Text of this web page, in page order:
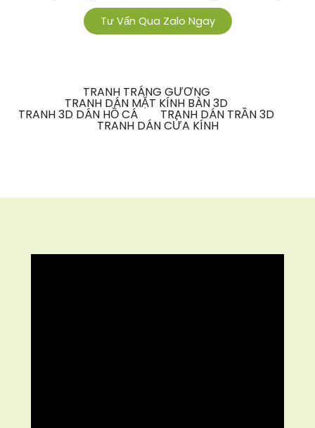
Tư Vấn Qua Zalo Ngay
TRANH TRÁNG GƯƠNG
TRANH DÁN MẶT KÍNH BÀN 3D
TRANH 3D DÁN HỒ CÁ TRANH DÁN TRẦN 3D
TRANH DÁN CỬA KÍNH